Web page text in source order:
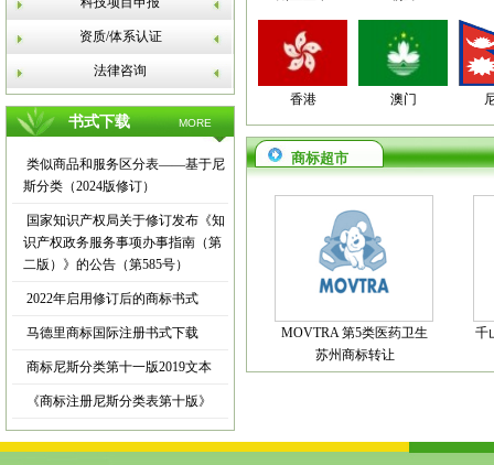
资质/体系认证
法律咨询
书式下载 MORE
类似商品和服务区分表——基于尼
斯分类（2024版修订）
国家知识产权局关于修订发布《知
识产权政务服务事项办事指南（第
二版）》的公告（第585号）
2022年启用修订后的商标书式
马德里商标国际注册书式下载
商标尼斯分类第十一版2019文本
《商标注册尼斯分类表第十版》
香港 澳门
商标超市
MOVTRA 第5类医药卫生
苏州商标转让
千